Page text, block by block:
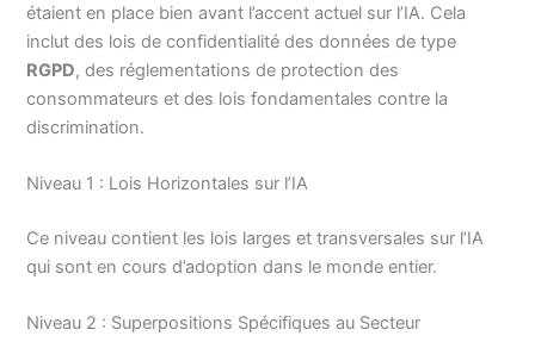
étaient en place bien avant l’accent actuel sur l’IA. Cela
inclut des lois de confidentialité des données de type
RGPD, des réglementations de protection des
consommateurs et des lois fondamentales contre la
discrimination.
Niveau 1 : Lois Horizontales sur l’IA
Ce niveau contient les lois larges et transversales sur l’IA
qui sont en cours d’adoption dans le monde entier.
Niveau 2 : Superpositions Spécifiques au Secteur